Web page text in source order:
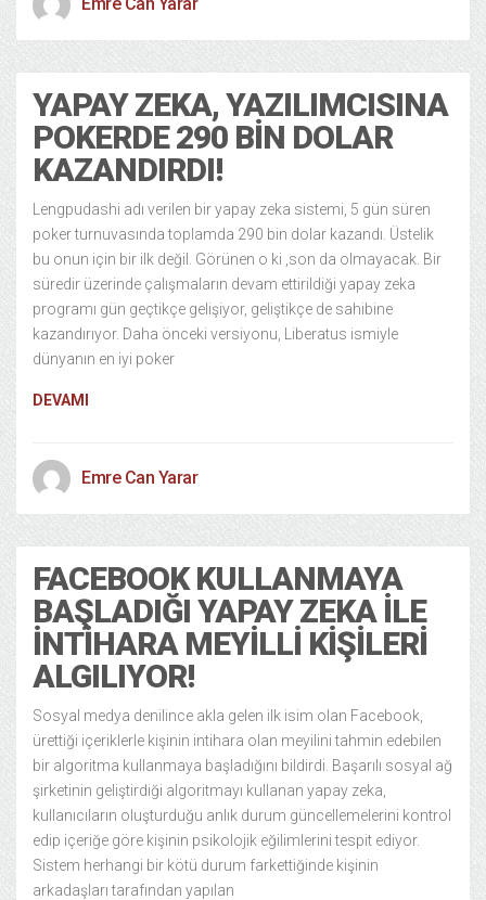
YAPAY ZEKA, YAZILIMCISINA
POKERDE 290 BIN DOLAR
KAZANDIRDI!
Lengpudashi adı verilen bir yapay zeka sistemi, 5 gün süren
poker turnuvasında toplamda 290 bin dolar kazandı. Üstelik
bu onun için bir ilk değil. Görünen o ki ,son da olmayacak. Bir
süredir üzerinde çalışmaların devam ettirildiği yapay zeka
programı gün geçtikçe gelişiyor, geliştikçe de sahibine
kazandırıyor. Daha önceki versiyonu, Liberatus ismiyle
dünyanın en iyi poker
DEVAMI
Emre Can Yarar
FACEBOOK KULLANMAYA
BAŞLADIĞI YAPAY ZEKA İLE
İNTIHARA MEYILLI KIŞILERI
ALGILIYOR!
Sosyal medya denilince akla gelen ilk isim olan Facebook,
ürettiği içeriklerle kişinin intihara olan meyilini tahmin edebilen
bir algoritma kullanmaya başladığını bildirdi. Başarılı sosyal ağ
şirketinin geliştirdiği algoritmayı kullanan yapay zeka,
kullanıcıların oluşturduğu anlık durum güncellemelerini kontrol
edip içeriğe göre kişinin psikolojik eğilimlerini tespit ediyor.
Sistem herhangi bir kötü durum farkettiğinde kişinin
arkadaşları tarafından yapılan